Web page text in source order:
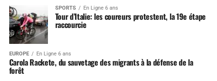
SPORTS En Ligne 6 ans
Tour d’Italie: les coureurs protestent, la 19e étape
raccourcie
EUROPE En Ligne 6 ans
Carola Rackete, du sauvetage des migrants à la défense de la
forêt